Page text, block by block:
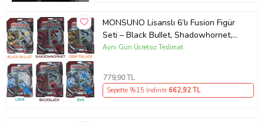
MONSUNO Lisanslı 6’lı Fusion Figür
Seti – Black BuIIet, Shadowhornet,
Driftblade, Lock, Backslash, Evo
Aynı Gün Ücretsiz Teslimat
779,90 TL
Sepette %15 İndirim 662,92 TL